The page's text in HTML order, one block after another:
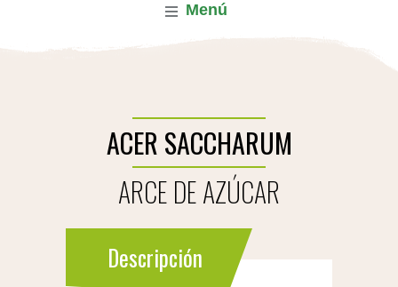
Menú
ACER SACCHARUM
ARCE DE AZÚCAR
Descripción